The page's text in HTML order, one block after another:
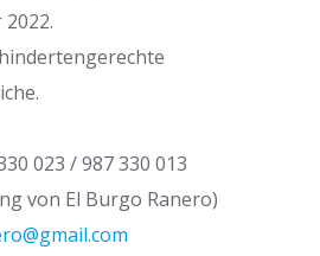
023 / 987 330 013
von El Burgo Ranero)